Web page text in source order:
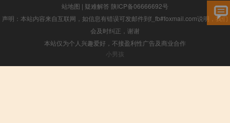
站地图 | 疑难解答 陕ICP备06666692号
声明：本站内容来自互联网，如信息有错误可发邮件到f_fb#foxmail.com说明，我们
会及时纠正，谢谢
本站仅为个人兴趣爱好，不接盈利性广告及商业合作
小男孩